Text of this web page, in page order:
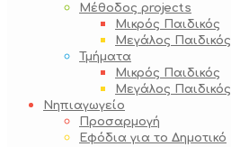
Μέθοδος projects
Μικρός Παιδικός
Μεγάλος Παιδικός
Τμήματα
Μικρός Παιδικός
Μεγάλος Παιδικός
Νηπιαγωγείο
Προσαρμογή
Εφόδια για το Δημοτικό